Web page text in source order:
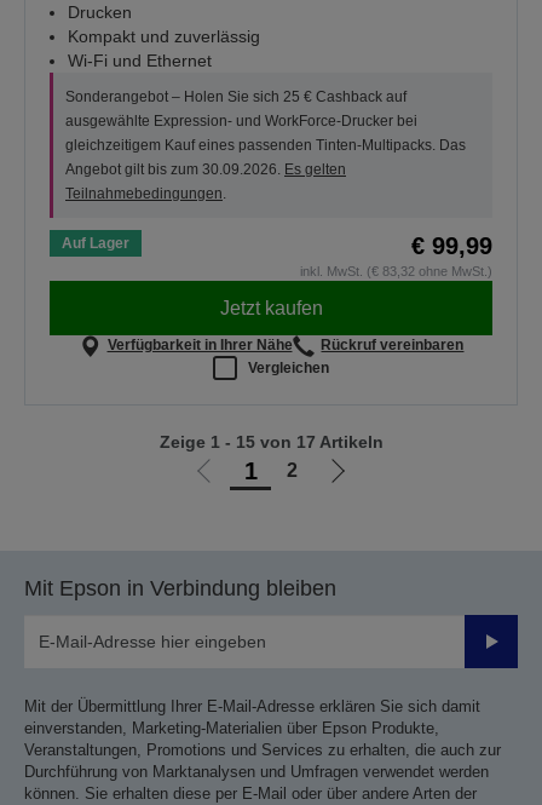
Drucken
Kompakt und zuverlässig
Wi-Fi und Ethernet
Sonderangebot – Holen Sie sich 25 € Cashback auf
ausgewählte Expression- und WorkForce-Drucker bei
gleichzeitigem Kauf eines passenden Tinten-Multipacks. Das
Angebot gilt bis zum 30.09.2026. Es gelten
Teilnahmebedingungen.
Auf Lager € 99,99
inkl. MwSt. (€ 83,32 ohne MwSt.)
Jetzt kaufen
Verfügbarkeit in Ihrer Nähe
Rückruf vereinbaren
Vergleichen
Zur
1 2
Zur
Zeige 1 - 15 von 17 Artikeln
Mit Epson in Verbindung bleiben
Mit der Übermittlung Ihrer E-Mail-Adresse erklären Sie sich damit
einverstanden, Marketing-Materialien über Epson Produkte,
Veranstaltungen, Promotions und Services zu erhalten, die auch zur
Durchführung von Marktanalysen und Umfragen verwendet werden
können. Sie erhalten diese per E-Mail oder über andere Arten der